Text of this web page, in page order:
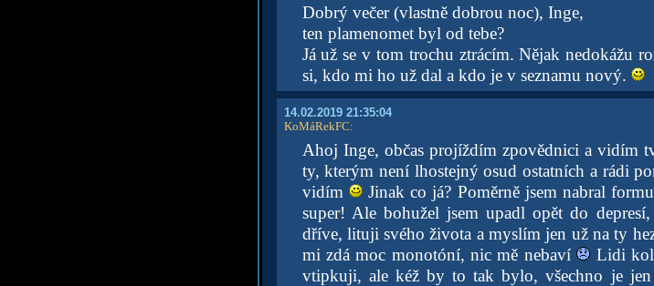
Dobrý večer (vlastně dobrou noc), Inge,
ten plamenomet byl od tebe?
Já už se v tom trochu ztrácím. Nějak nedokážu
si, kdo mi ho už dal a kdo je v seznamu nový.
14.02.2019 21:35:04
KoMáRekFC:
Ahoj Inge, občas projíždím zpovědnici a vidím
ty, kterým není lhostejný osud ostatních a rádi
vidím
Jinak co já? Poměrně jsem nabral
super! Ale bohužel jsem upadl opět do
dříve, lituji svého života a myslím jen už na ty
mi zdá moc monotóní, nic mě nebaví
Lidi
vtipkuji, ale kéž by to tak bylo, všechno je jen